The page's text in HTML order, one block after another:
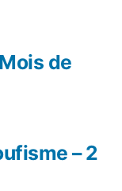
– 2
de